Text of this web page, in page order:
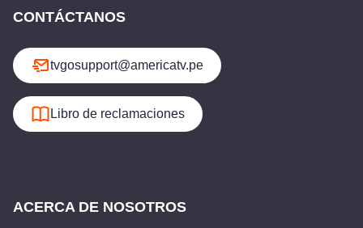
CONTÁCTANOS
tvgosupport@americatv.pe
Libro de reclamaciones
ACERCA DE NOSOTROS